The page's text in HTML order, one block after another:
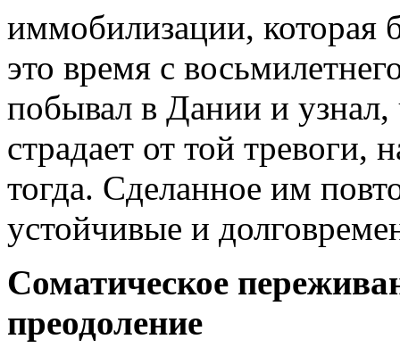
иммобилизации, которая
это время с
побывал в Дании и
страдает от той
тогда. Сделанное им
устойчивые и
Соматическое
преодоление